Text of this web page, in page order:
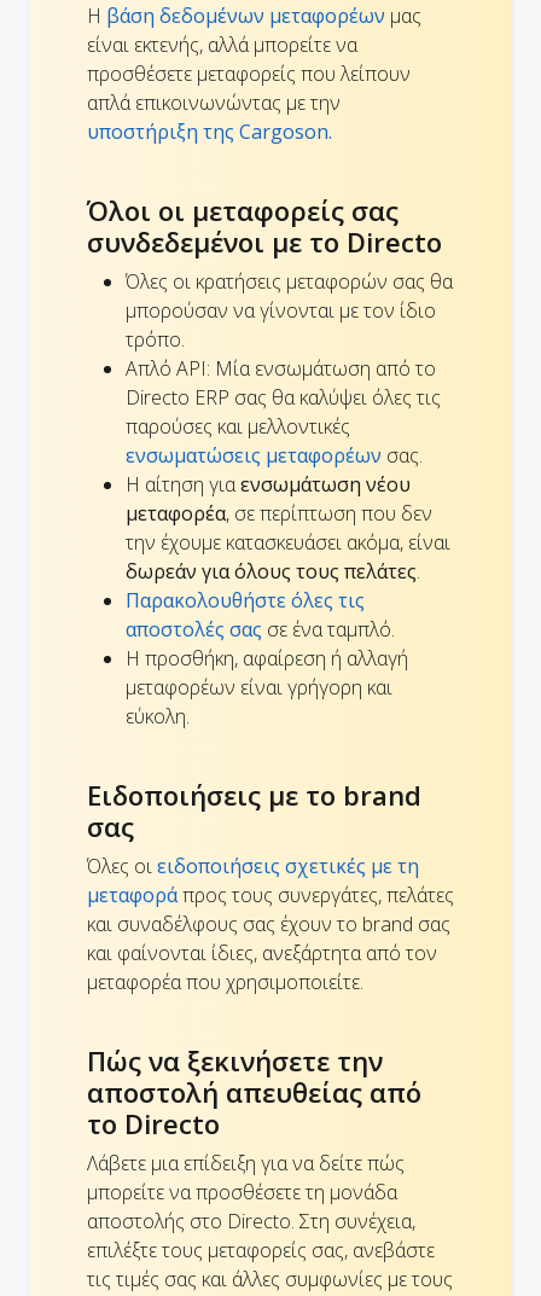
Η βάση δεδομένων μεταφορέων μας
είναι εκτενής, αλλά μπορείτε να
προσθέσετε μεταφορείς που λείπουν
απλά επικοινωνώντας με την
υποστήριξη της Cargoson.
Όλοι οι μεταφορείς σας
συνδεδεμένοι με το Directo
Όλες οι κρατήσεις μεταφορών σας θα
μπορούσαν να γίνονται με τον ίδιο
τρόπο.
Απλό API: Μία ενσωμάτωση από το
Directo ERP σας θα καλύψει όλες τις
παρούσες και μελλοντικές
ενσωματώσεις μεταφορέων σας.
Η αίτηση γιαενσωμάτωση νέου
μεταφορέα, σε περίπτωση που δεν
την έχουμε κατασκευάσει ακόμα, είναι
δωρεάν για όλους τους πελάτες.
Παρακολουθήστε όλες τις
αποστολές σας σε ένα ταμπλό.
Η προσθήκη, αφαίρεση ή αλλαγή
μεταφορέων είναι γρήγορη και
εύκολη.
Ειδοποιήσεις με το brand
σας
Όλες οιειδοποιήσεις σχετικές με τη
μεταφοράπρος τους συνεργάτες, πελάτες
και συναδέλφους σας έχουν το brand σας
και φαίνονται ίδιες, ανεξάρτητα από τον
μεταφορέα που χρησιμοποιείτε.
Πώς να ξεκινήσετε την
αποστολή απευθείας από
το Directo
Λάβετε μια επίδειξη για να δείτε πώς
μπορείτε να προσθέσετε τη μονάδα
αποστολής στο Directo. Στη συνέχεια,
επιλέξτε τους μεταφορείς σας, ανεβάστε
τις τιμές σας και άλλες συμφωνίες με τους